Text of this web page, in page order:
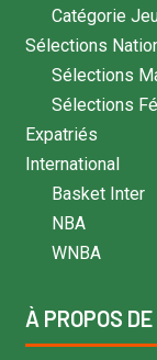
Catégorie
Sélections
Sélections
Sélections
Expatriés
International
Basket Inter
NBA
WNBA
À PROPOS